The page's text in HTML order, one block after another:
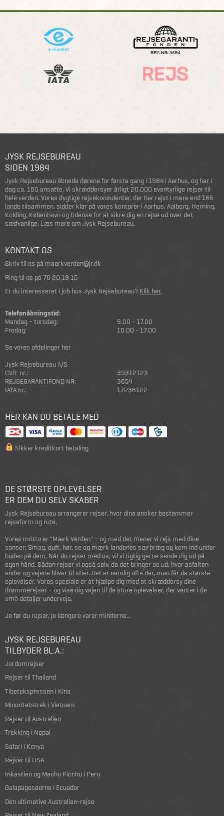
JYSK REJSEBUREAU
SIDEN 1984
Jysk Rejsebureau åbnede dørene for første gang i 1984 i Aarhus, og har i
dag ca. 180 ansatte. Vi skræddersyer årligt 20.000 eventyrlige rejser til
hele verden. Vores dygtige rejsekonsulenter, der har rejst i mere end 165
lande tilsammen, sidder klar på vores kontorer i Aarhus, Aalborg, Herning,
Kolding, København og Odense for at sikre dig en rejse ud over det
sædvanlige. Læs mere om Jysk Rejsebureau.
KONTAKT OS
Skriv til os på maerkverden@jr.dk
Ring til os på 70 20 19 15
Er du interesseret i job hos Jysk Rejsebureau? Klik her.
Telefonåbningstid:
Mandag – torsdag:
9.00 - 17.00
Fredag:
10.00 - 17.00
Se vores afdelinger her
Jysk Rejsebureau A/S
CVR-nr.:
39312123
REJSEGARANTIFOND NR:
3654
IATA nr.:
17236122
HER KAN DU BETALE MED
Sikker kreditkort betaling
DE STØRSTE OPLEVELSER
ER DEM DU SELV SKABER
Jysk Rejsebureau arrangerer rejser, hvor dine ønsker bestemmer
rejseform og rute.
Vores motto er "Mærk Verden" – og med det mener vi rejs med dine
sanser; Smag, duft, hør, se og mærk landenes særpræg og kom ind under
huden på dem. Når du rejser med os, vil vi rigtig gerne sende dig ud på
egen hånd. Sådan rejser vi også selv, da det bringer os ud, hvor asfalten
ender og vejene bliver til stier. Det er nemlig ofte dér, man får de største
oplevelser. Vores speciale er at hjælpe dig med at skræddersy dine
drømmerejser – og vise dig vejen til de store oplevelser, der venter i de
små detaljer undervejs.
Jo før du rejser, jo længere varer minderne...
JYSK REJSEBUREAU
TILBYDER BL.A.:
Jordomrejser
Rejser til Thailand
Tibetekspressen i Kina
Minoritetstrek i Vietnam
Rejser til Australien
Trekking i Nepal
Safari i Kenya
Rejser til USA
Inkastien og Machu Picchu i Peru
Galapagosøerne i Ecuador
Den ultimative Australien-rejse